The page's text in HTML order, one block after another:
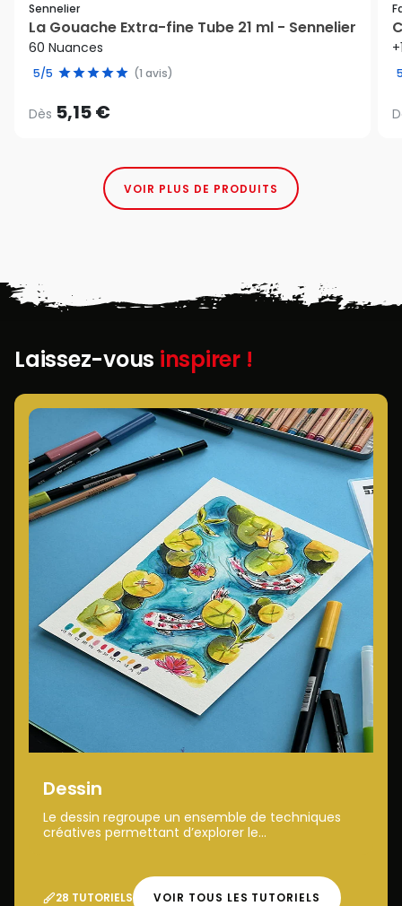
Sennelier
La Gouache Extra-fine Tube 21 ml - Sennelier
60 Nuances
5/5 (1 avis)
Dès 5,15 €
VOIR PLUS DE PRODUITS
Laissez-vous inspirer !
Dessin
Le dessin regroupe un ensemble de techniques
créatives permettant d’explorer le...
28 TUTORIELS VOIR TOUS LES TUTORIELS